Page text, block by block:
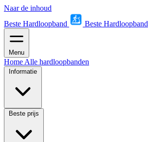
Naar de inhoud
Beste Hardloopband
Beste Hardloopband
Menu
Home Alle hardloopbanden
Informatie
Beste prijs